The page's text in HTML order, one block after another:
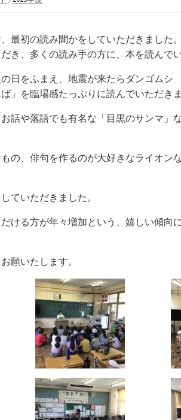
最初の読み聞かをしていただきました
き、多くの読み手の方に、本を読んで
日をふまえ、地震が来たらダンゴム
」を臨場感たっぷりに読んでいただきま
話や落語でも有名な「目黒のサンマ」
の、俳句を作るのが大好きなライオン
ていただきました。
ける方が年々増加という、嬉しい傾向
願いたします。